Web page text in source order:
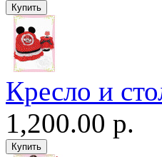
Кресло и
1,200.00 р.